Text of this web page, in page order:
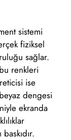
sistemi
fiziksel
sağlar.
renkleri
ise
dengesi
ekranda